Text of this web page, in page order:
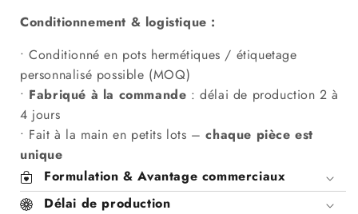
Conditionnement & logistique :
• Conditionné en pots hermétiques / étiquetage
personnalisé possible (MOQ)
• Fabriqué à la commande : délai de production 2 à
4 jours
• Fait à la main en petits lots –chaque pièce est
unique
Formulation & Avantage commerciaux
Délai de production